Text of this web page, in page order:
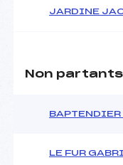
JARDINE
Non partants
LE FUR